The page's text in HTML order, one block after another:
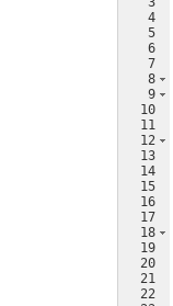
4
5
6
7
8
9
10
11
12
13
14
15
16
17
18
19
20
21
22